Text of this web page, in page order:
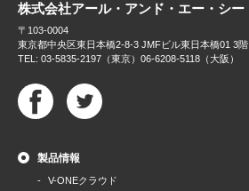
株式会社アール・アンド・エー・シー
〒103-0004
東京都中央区東日本橋2-8-3 JMFビル東日本橋01 3階
TEL: 03-5835-2197（東京）06-6208-5118（大阪）
製品情報
V-ONEクラウド